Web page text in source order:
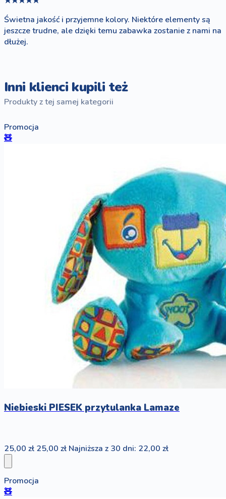
Świetna jakość i przyjemne kolory. Niektóre elementy są
jeszcze trudne, ale dzięki temu zabawka zostanie z nami na
dłużej.
Inni klienci kupili też
Produkty z tej samej kategorii
Promocja
🧸
Niebieski PIESEK przytulanka Lamaze
25,00 zł 25,00 zł Najniższa z 30 dni: 22,00 zł
Promocja
🧸